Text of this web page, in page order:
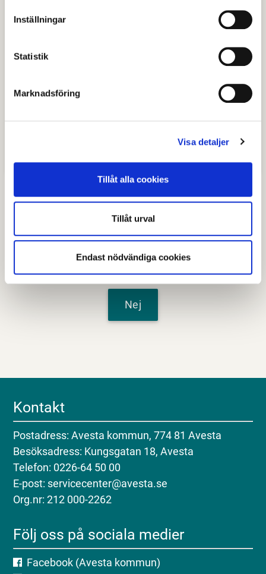
Inställningar
Statistik
Marknadsföring
Visa detaljer
Tillåt alla cookies
Tillåt urval
Endast nödvändiga cookies
socialpsykiatrin
Riktlinjer Handlägging LSS .pdf
Riktlinje djur i vården
Handlingsplan för digitalisering
(Adobe Reader, 201 kB, nytt fönster)
Senast granskad22 juli 2026
Hjälpte den här informationen dig?
Nej
Kontakt
Postadress: Avesta kommun, 774 81 Avesta
Besöksadress: Kungsgatan 18, Avesta
Telefon: 0226-64 50 00
E-post: servicecenter@avesta.se
Org.nr: 212 000-2262
Följ oss på sociala medier
Facebook (Avesta kommun)